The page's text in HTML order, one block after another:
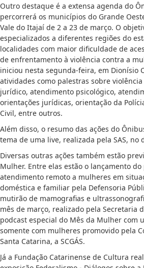
Outro destaque é a extensa agenda do
percorrerá os municípios do Grande
Vale do Itajaí de 2 a 23 de março. O
especializados a diferentes regiões do
localidades com maior dificuldade de
de enfrentamento à violência contra a
iniciou nesta segunda-feira, em Dionísio
atividades como palestras sobre
jurídico, atendimento psicológico,
orientações jurídicas, orientação da
Civil, entre outros.
Além disso, o resumo das ações do
tema de uma live, realizada pela SAS, no
Diversas outras ações também estão
Mulher. Entre elas estão o lançamento
atendimento remoto a mulheres em
doméstica e familiar pela Defensoria
mutirão de mamografias e
mês de março, realizado pela Secretaria
podcast especial do Mês da Mulher com
somente com mulheres promovido pela
Santa Catarina, a SCGÁS.
Já a Fundação Catarinense de Cultura